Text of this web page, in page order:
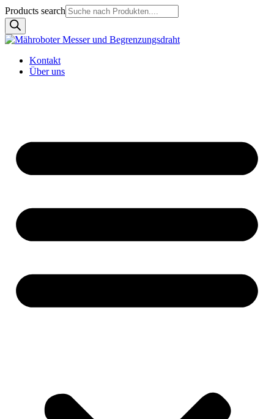
Products search
Kontakt
Über uns